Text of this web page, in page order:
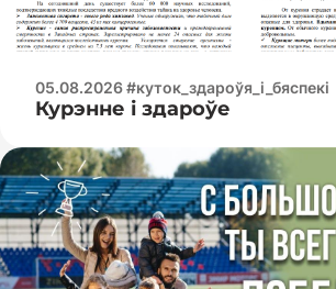
05.08.2026 #куток_здароўя_і_бяспекі
Курэнне і здароўе